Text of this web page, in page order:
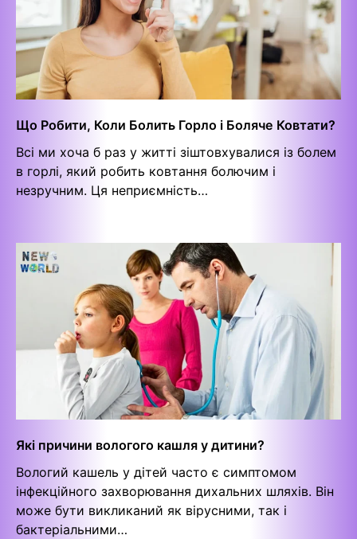
Що Робити, Коли Болить Горло і Боляче Ковтати?
Всі ми хоча б раз у житті зіштовхувалися із болем
в горлі, який робить ковтання болючим і
незручним. Ця неприємність…
Які причини вологого кашля у дитини?
Вологий кашель у дітей часто є симптомом
інфекційного захворювання дихальних шляхів. Він
може бути викликаний як вірусними, так і
бактеріальними…